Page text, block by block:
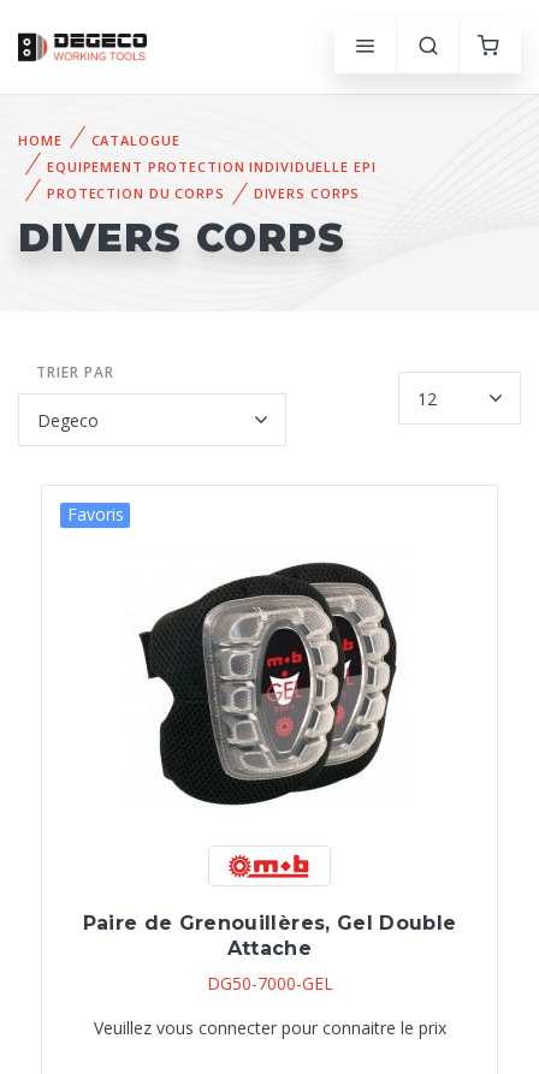
HOME
CATALOGUE
EQUIPEMENT PROTECTION INDIVIDUELLE EPI
PROTECTION DU CORPS
DIVERS CORPS
DIVERS CORPS
TRIER PAR
Favoris
Paire de Grenouillères, Gel Double
Attache
DG50-7000-GEL
Veuillez vous connecter pour connaitre le prix